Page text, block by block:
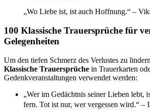
„Wo Liebe ist, ist auch Hoffnung.“ –
100 Klassische Trauersprüche für
Gelegenheiten
Um den tiefen Schmerz des Verlustes zu
Klassische Trauersprüche in Trauerkarten
Gedenkveranstaltungen verwendet werden:
„Wer im Gedächtnis seiner Lieben lebt,
fern. Tot ist nur, wer vergessen wird.“